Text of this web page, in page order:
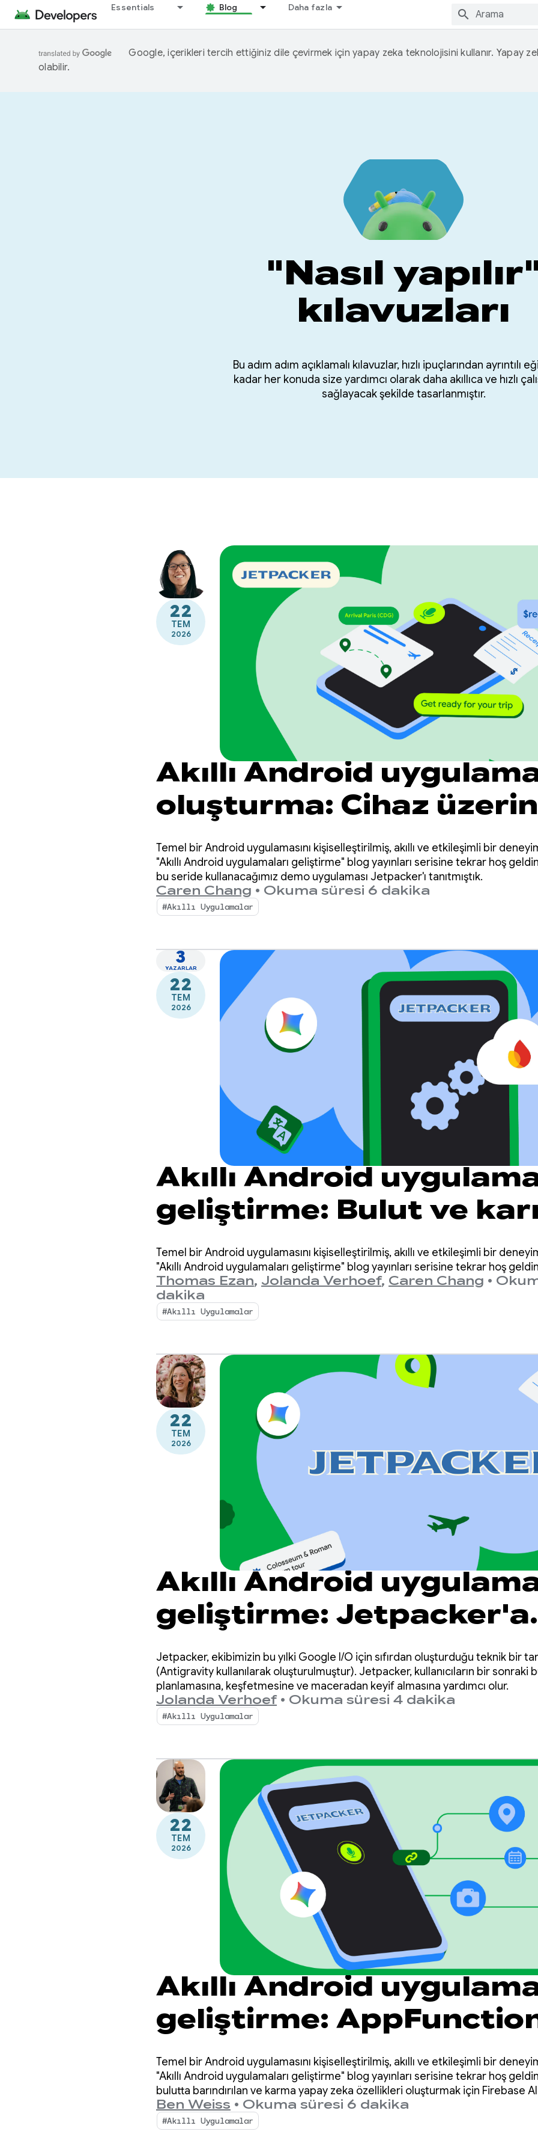
Essentials Blog Daha fazla
Google, içerikleri tercih ettiğiniz dile çevirmek için yapay zeka teknolojisini kullanır. Yapay
olabilir.
"Nasıl
kılavuzları
Bu adım adım açıklamalı kılavuzlar, hızlı ipuçlarından ayrıntılı
kadar her konuda size yardımcı olarak daha akıllıca ve hızlı
sağlayacak şekilde tasarlanmıştır.
22
TEM
2026
Akıllı Android
oluşturma: Cihaz
çıkarım
Temel bir Android uygulamasını kişiselleştirilmiş, akıllı ve etkileşimli bir
"Akıllı Android uygulamaları geliştirme" blog yayınları serisine tekrar hoş
bu seride kullanacağımız demo uygulaması Jetpacker'ı tanıtmıştık.
Caren Chang • Okuma süresi 6 dakika
#Akıllı Uygulamalar
3
YAZARLAR
22
TEM
2026
Akıllı Android
geliştirme: Bulut ve
çıkarım
Temel bir Android uygulamasını kişiselleştirilmiş, akıllı ve etkileşimli bir
"Akıllı Android uygulamaları geliştirme" blog yayınları serisine tekrar hoş
Thomas Ezan, Jolanda Verhoef, Caren Chang •
dakika
#Akıllı Uygulamalar
22
TEM
2026
Akıllı Android
geliştirme: Jetpacker'a
giriş
Jetpacker, ekibimizin bu yılki Google I/O için sıfırdan oluşturduğu teknik bir
(Antigravity kullanılarak oluşturulmuştur). Jetpacker, kullanıcıların bir sonraki
planlamasına, keşfetmesine ve maceradan keyif almasına yardımcı olur.
Jolanda Verhoef • Okuma süresi 4 dakika
#Akıllı Uygulamalar
22
TEM
2026
Akıllı Android
geliştirme:
kullanarak Android'in
sistemine entegre etme
Temel bir Android uygulamasını kişiselleştirilmiş, akıllı ve etkileşimli bir
"Akıllı Android uygulamaları geliştirme" blog yayınları serisine tekrar hoş
bulutta barındırılan ve karma yapay zeka özellikleri oluşturmak için Firebase AI
yararlanılacağını ele almıştık.
Ben Weiss • Okuma süresi 6 dakika
#Akıllı Uygulamalar